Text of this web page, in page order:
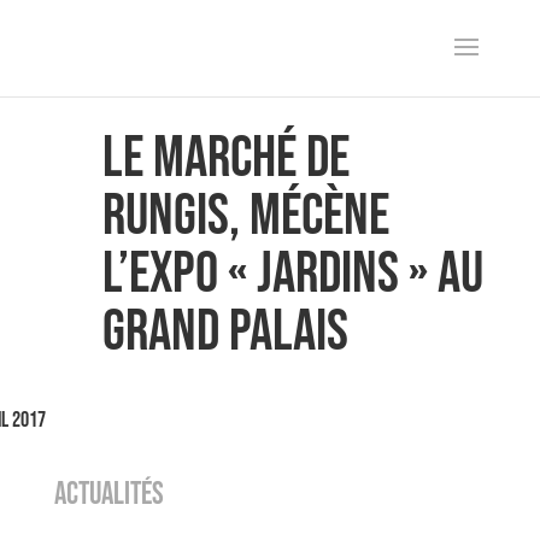
Le Marché de
Rungis, mécène
l’expo « JARDINS » au
Grand Palais
2017
ACTUALITÉS